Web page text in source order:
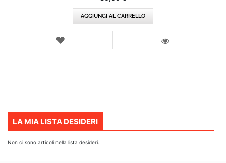
AGGIUNGI AL CARRELLO
LISTA
LA MIA LISTA DESIDERI
Non ci sono articoli nella lista desideri.